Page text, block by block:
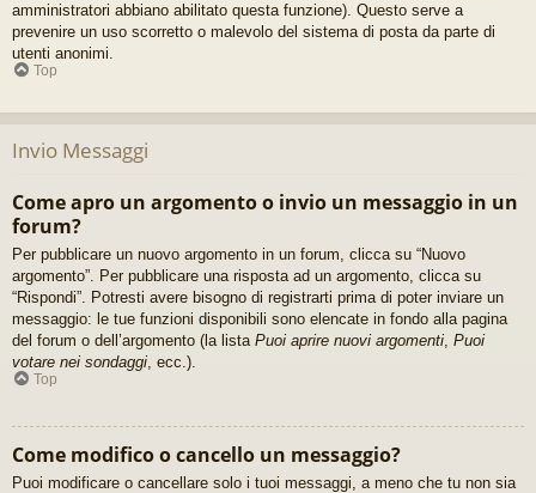
amministratori abbiano abilitato questa funzione). Questo serve a
prevenire un uso scorretto o malevolo del sistema di posta da parte di
utenti anonimi.
Top
Invio Messaggi
Come apro un argomento o invio un messaggio in un
forum?
Per pubblicare un nuovo argomento in un forum, clicca su “Nuovo
argomento”. Per pubblicare una risposta ad un argomento, clicca su
“Rispondi”. Potresti avere bisogno di registrarti prima di poter inviare un
messaggio: le tue funzioni disponibili sono elencate in fondo alla pagina
del forum o dell’argomento (la lista Puoi aprire nuovi argomenti, Puoi
votare nei sondaggi, ecc.).
Top
Come modifico o cancello un messaggio?
Puoi modificare o cancellare solo i tuoi messaggi, a meno che tu non sia